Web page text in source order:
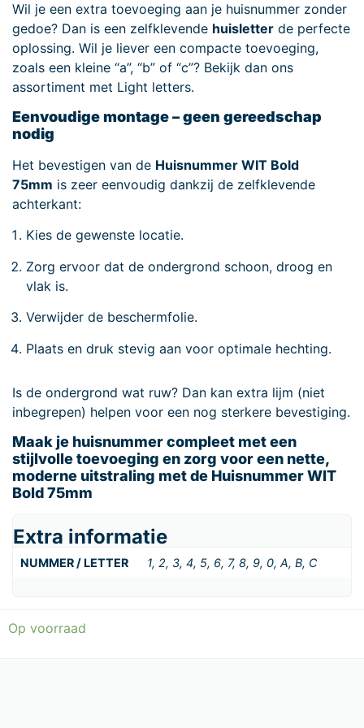
Wil je een extra toevoeging aan je huisnummer zonder
gedoe? Dan is een zelfklevende huisletter de perfecte
oplossing. Wil je liever een compacte toevoeging,
zoals een kleine “a”, “b” of “c”? Bekijk dan ons
assortiment met Light letters.
Eenvoudige montage – geen gereedschap
nodig
Het bevestigen van de Huisnummer WIT Bold
75mm is zeer eenvoudig dankzij de zelfklevende
achterkant:
Kies de gewenste locatie.
Zorg ervoor dat de ondergrond schoon, droog en
vlak is.
Verwijder de beschermfolie.
Plaats en druk stevig aan voor optimale hechting.
Is de ondergrond wat ruw? Dan kan extra lijm (niet
inbegrepen) helpen voor een nog sterkere bevestiging.
Maak je huisnummer compleet met een
stijlvolle toevoeging en zorg voor een nette,
moderne uitstraling met de Huisnummer WIT
Bold 75mm
Extra informatie
NUMMER / LETTER 1, 2, 3, 4, 5, 6, 7, 8, 9, 0, A, B, C
Op voorraad